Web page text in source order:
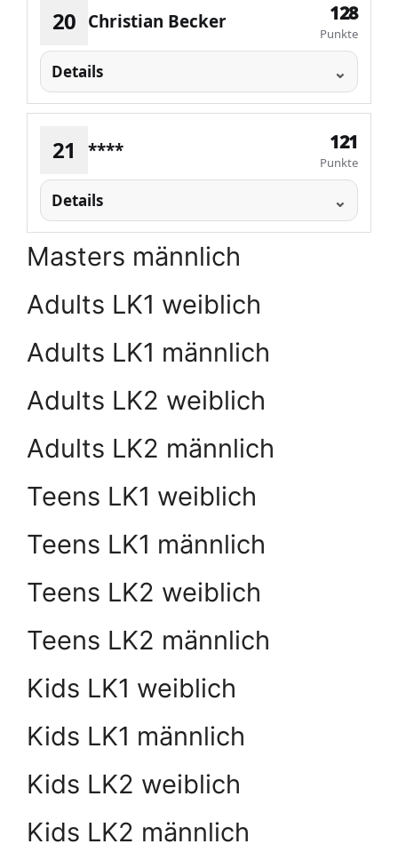
20 Christian Becker 128
Punkte
Details
21 **** 121
Punkte
Details
Masters männlich
Adults LK1 weiblich
Adults LK1 männlich
Adults LK2 weiblich
Adults LK2 männlich
Teens LK1 weiblich
Teens LK1 männlich
Teens LK2 weiblich
Teens LK2 männlich
Kids LK1 weiblich
Kids LK1 männlich
Kids LK2 weiblich
Kids LK2 männlich